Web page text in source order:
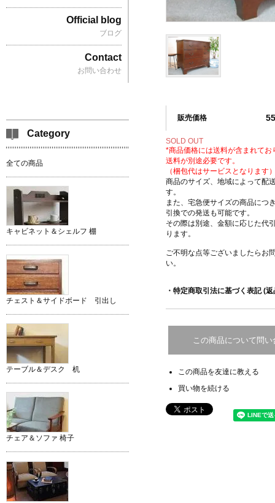
販売価格
SOLD OUT
*商品価格には送料が含まれてお
送料が別途必要です。
（梱包代はサービスとなります
商品のサイズ、地域によって配
す。
また、宅急便サイズの商品につ
引換での発送も可能です。
その際は別途、金額に応じた代
ります。
ご不明な点等ございましたらお
い。
・特定商取引法に基づく表記 (
この商品について問
この商品を友達に教える
買い物を続ける
Official blog
ブログ
Contact
お問い合わせ
Category
全ての商品
キャビネット＆シェルフ 棚
チェスト＆サイドボード 引出し
テーブル＆デスク 机
チェア＆ソファ 椅子